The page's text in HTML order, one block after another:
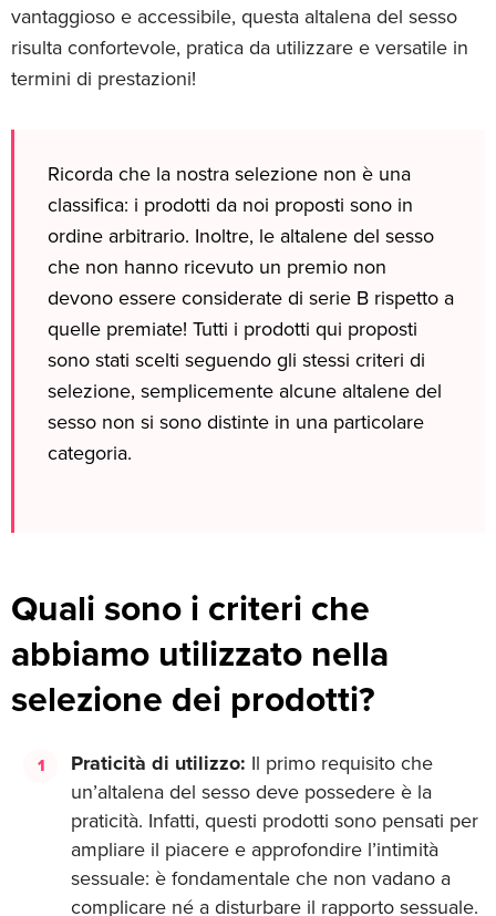
vantaggioso e accessibile, questa altalena del sesso
risulta confortevole, pratica da utilizzare e versatile in
termini di prestazioni!
Ricorda che la nostra selezione non è una
classifica: i prodotti da noi proposti sono in
ordine arbitrario. Inoltre, le altalene del sesso
che non hanno ricevuto un premio non
devono essere considerate di serie B rispetto a
quelle premiate! Tutti i prodotti qui proposti
sono stati scelti seguendo gli stessi criteri di
selezione, semplicemente alcune altalene del
sesso non si sono distinte in una particolare
categoria.
Quali sono i criteri che
abbiamo utilizzato nella
selezione dei prodotti?
Praticità di utilizzo: Il primo requisito che
un’altalena del sesso deve possedere è la
praticità. Infatti, questi prodotti sono pensati per
ampliare il piacere e approfondire l’intimità
sessuale: è fondamentale che non vadano a
complicare né a disturbare il rapporto sessuale.